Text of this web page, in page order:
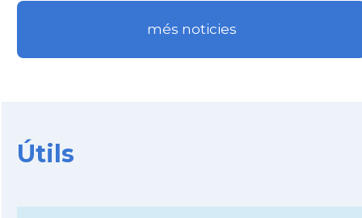
Consolat Consolat general a Bayonne
Consolat
més noticies
Útils